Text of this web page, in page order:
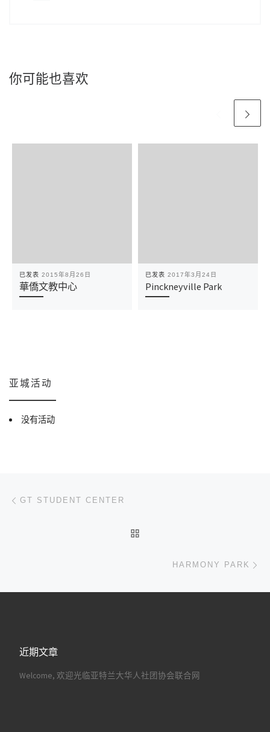
你可能也喜欢
已发表 2015年8月26日
華僑文教中心
已发表 2017年3月24日
Pinckneyville Park
亚城活动
没有活动
文章导航
GT STUDENT CENTER
HARMONY PARK
近期文章
Welcome, 欢迎光临亚特兰大华人社团协会联合网